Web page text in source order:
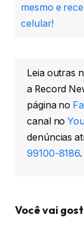
mesmo e
celular!
Leia outras
a Record
página no
canal no
denúncias
99100-8186.
Você vai